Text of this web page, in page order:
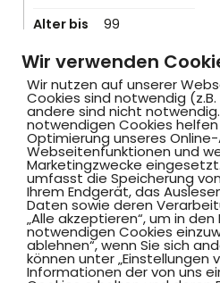
Alter bis
99
Ort
Hellwegschule
Trainer
Keine Angabe
Hinweis
Turnen Fitness
Wochentag Freitag
Beginn
20:00
Ende
22:00
Wir verwenden
Wir nutzen auf unserer
Cookies sind notwendig
andere sind nicht
notwendigen Cookies
Optimierung unseres
Webseitenfunktionen und
Marketingzwecke eingesetzt.
umfasst die Speicherung
Ihrem Endgerät, das
Daten sowie deren
„Alle akzeptieren“, um in
notwendigen Cookies
ablehnen“, wenn Sie sich
können unter „Einstellungen
Informationen der von uns